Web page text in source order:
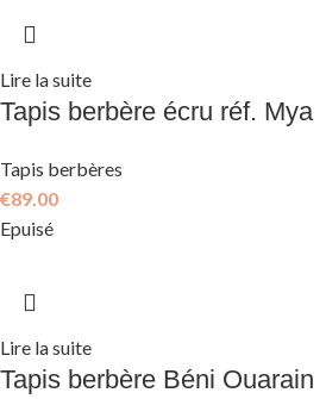
Lire la suite
Tapis berbère écru réf. Mya
Tapis berbères
€89.00
Epuisé
Lire la suite
Tapis berbère Béni Ouarain